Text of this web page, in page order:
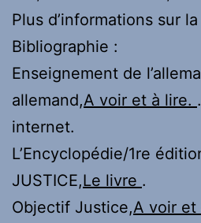
Plus d’informations sur
Bibliographie :
Enseignement de
allemand,A voir et à lire.
internet.
L’Encyclopédie/1re
JUSTICE,Le livre .
Objectif Justice,A voir et